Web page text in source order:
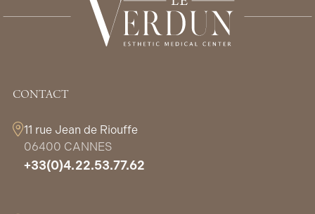
CONTACT
11 rue Jean de Riouffe
06400 CANNES
+33(0)4.22.53.77.62